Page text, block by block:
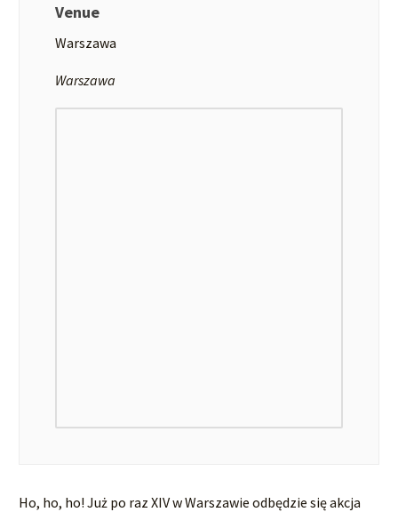
Venue
Warszawa
Warszawa
Ho, ho, ho! Już po raz XIV w Warszawie odbędzie się akcja